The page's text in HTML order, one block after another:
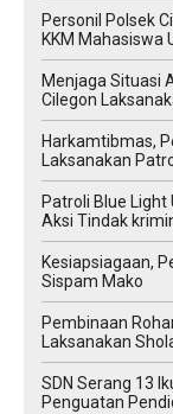
Personil Polsek
KKM Mahasiswa
Menjaga Situasi
Cilegon
Harkamtibmas,
Laksanakan
Patroli Blue Light
Aksi Tindak
Kesiapsiagaan,
Sispam Mako
Pembinaan
Laksanakan
SDN Serang 13
Penguatan